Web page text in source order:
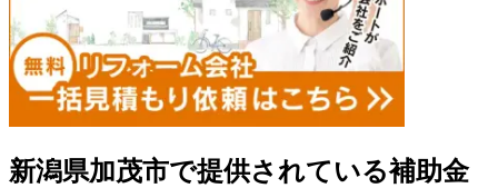
新潟県加茂市で提供されている補助金